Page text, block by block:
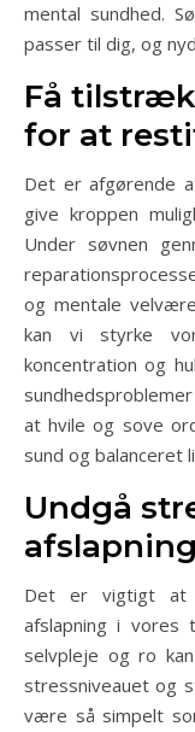
mental sundhed.
passer til dig, og
Få
for at
Det er afgørende
give kroppen
Under søvnen
og mentale
kan vi styrke
koncentration og
at hvile og sove
sund og balanceret
Undgå
Det er vigtigt at
afslapning i vores
selvpleje og ro
stressniveauet og
være så simpelt